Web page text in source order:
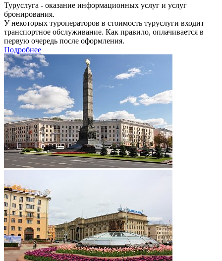
Туруслуга - оказание информационных услуг и услуг
бронирования.
У некоторых туроператоров в стоимость туруслуги входит
транспортное обслуживание. Как правило, оплачивается в
первую очередь после оформления.
Подробнее